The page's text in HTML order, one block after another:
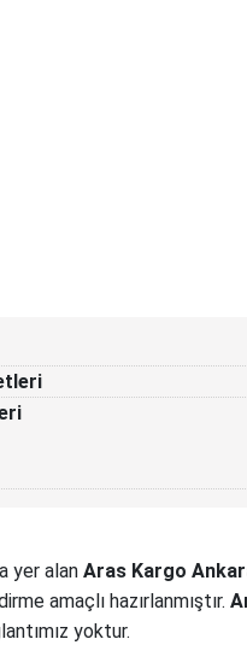
yer alan Aras Kargo
amaçlı hazırlanmıştır.
yoktur.